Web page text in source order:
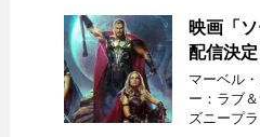
映画「
配信決定
マーベル
ー：ラブ
ズニープ